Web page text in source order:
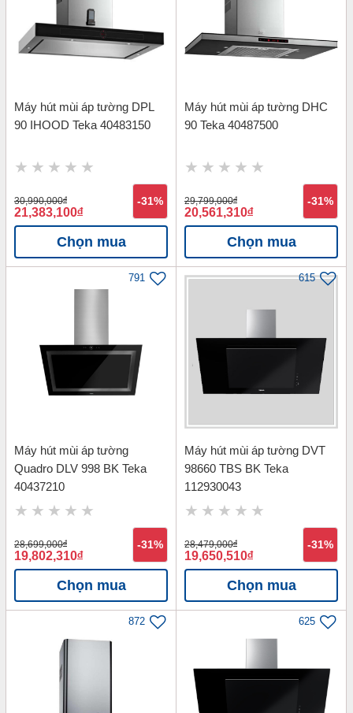
Máy hút mùi áp tường DPL
90 IHOOD Teka 40483150
30,990,000đ
21,383,100đ
-31%
Chọn mua
Máy hút mùi áp tường DHC
90 Teka 40487500
29,799,000đ
20,561,310đ
-31%
Chọn mua
791
Máy hút mùi áp tường
Quadro DLV 998 BK Teka
40437210
28,699,000đ
19,802,310đ
-31%
Chọn mua
615
Máy hút mùi áp tường DVT
98660 TBS BK Teka
112930043
28,479,000đ
19,650,510đ
-31%
Chọn mua
872 625